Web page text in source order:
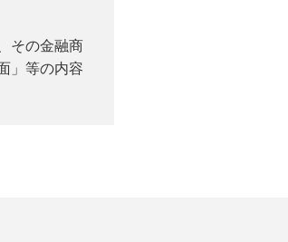
その金融商
」等の内容